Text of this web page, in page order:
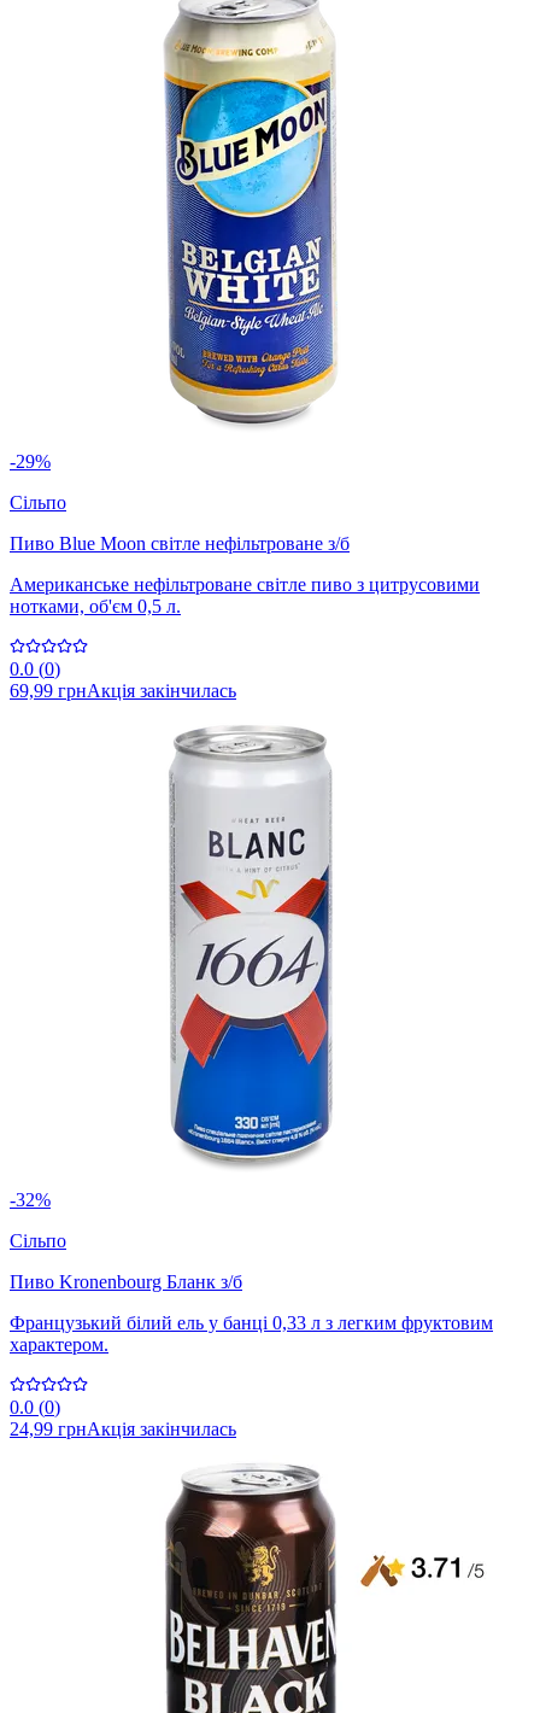
-29%
Сільпо
Пиво Blue Moon світле нефільтроване з/б
Американське нефільтроване світле пиво з цитрусовими
нотками, об'єм 0,5 л.
0.0 (0)
69,99 грнАкція закінчилась
-32%
Сільпо
Пиво Kronenbourg Бланк з/б
Французький білий ель у банці 0,33 л з легким фруктовим
характером.
0.0 (0)
24,99 грнАкція закінчилась